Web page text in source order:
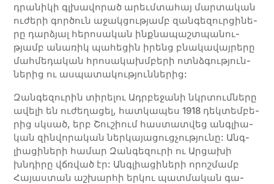
դրա­­նի­­կի գլխա­­վո­­րած ա­­րեւմ­­տա­­հայ մար­­տա­­կան
ու­­ժե­­րի գոր­­ծուն ա­­ջակ­­ցու­­թյամբ զան­­գե­­զուր­­ցի­­նե­­
րը դար­ձյալ հե­­րո­­սա­­կան ինք­նա­­պաշտ­պա­­նու­­
թյամբ ա­­նա­­ռիկ պա­­հե­­ցին ի­­րենց բնա­­կա­­վայ­­րե­­րը
մահ­­մե­­դա­­կան հրո­­սա­­կախմ­բե­­րի ոտնձգու­­թյուն­­
նե­­րից ու աս­­պա­­տա­­կու­­թյուն­­նե­­րից:
Զան­­գե­­զու­­րին տի­­րե­­լու Ադր­բե­­ջա­­նի նկրտում­­նե­­րը
ա­­վե­­լի են ու­­ժե­­ղա­­ցել, հատ­­կա­­պես 1918 դեկ­­տեմ­­բե­­
րից սկսած, երբ Շու­­շիում հաս­­տատ­­վեց անգ­լիա­­
կան զին­­վո­­րա­­կան ներ­­կա­­յա­­ցուց­­չու­­թյու­­նը: Անգ­
լիա­ցի­նե­րի հա­մար Զան­գե­զու­րի ու Ար­ցա­խի
խնդի­րը վճռված էր: Անգ­լիա­ցի­նե­րի ո­րոշ­մամբ
Հա­յաս­տան աշ­խար­հի եր­կու պատ­մա­կան գա­